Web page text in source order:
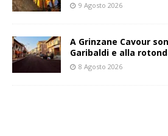
9 Agosto 2026
A Grinzane Cavour
Garibaldi e alla
8 Agosto 2026